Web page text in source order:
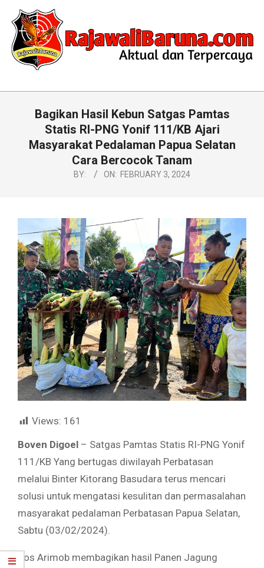
content
Primary
Bagikan Hasil Kebun Satgas Pamtas
Statis RI-PNG Yonif 111/KB Ajari
Masyarakat Pedalaman Papua Selatan
Cara Bercocok Tanam
BY: ON: FEBRUARY 3, 2024
Views: 161
Boven Digoel – Satgas Pamtas Statis RI-PNG Yonif
111/KB Yang bertugas diwilayah Perbatasan
melalui Binter Kitorang Basudara terus mencari
solusi untuk mengatasi kesulitan dan permasalahan
masyarakat pedalaman Perbatasan Papua Selatan,
Sabtu (03/02/2024).
Pos Arimob membagikan hasil Panen Jagung